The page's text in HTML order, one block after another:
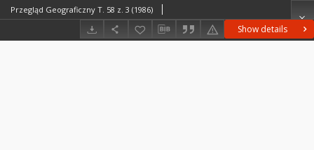
Show details
Przegląd Geograficzny T. 58 z. 3 (1986)